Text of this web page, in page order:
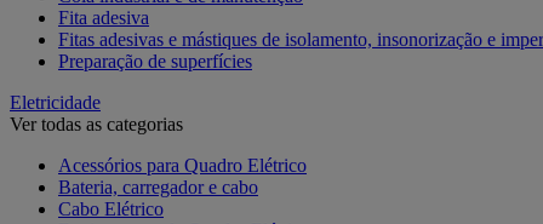
Fita adesiva
Fitas adesivas e mástiques de isolamento, insonorização e
Preparação de superfícies
Eletricidade
Ver todas as categorias
Acessórios para Quadro Elétrico
Bateria, carregador e cabo
Cabo Elétrico